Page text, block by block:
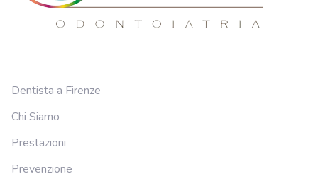
Dentista a Firenze
Chi Siamo
Prestazioni
Prevenzione